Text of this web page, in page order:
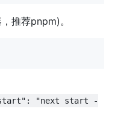
推荐pnpm)。
"next start -